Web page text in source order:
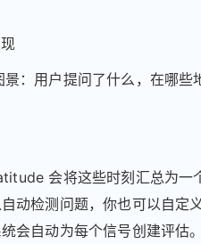
：用户提问了什么，在哪些
会将这些时刻汇总为一
动检测问题，你也可以自定
会自动为每个信号创建评估